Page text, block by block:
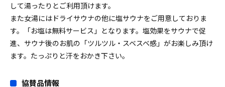
して湯ったりとご利用頂けます。
また女湯にはドライサウナの他に塩サウナをご用意しておりま
す。「お塩は無料サービス」となります。塩効果をサウナで促
進、サウナ後のお肌の「ツルツル・スベスベ感」がお楽しみ頂け
ます。たっぷりと汗をおかき下さい。
協賛品情報